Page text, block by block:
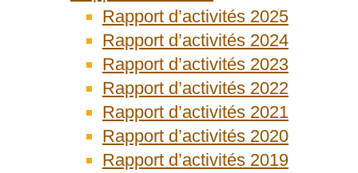
Rapport d’activités 2025
Rapport d’activités 2024
Rapport d’activités 2023
Rapport d’activités 2022
Rapport d’activités 2021
Rapport d’activités 2020
Rapport d’activités 2019